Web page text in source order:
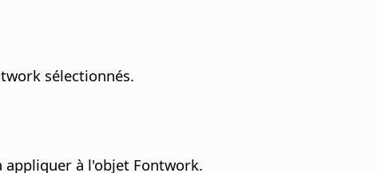
sélectionnés.
appliquer à l'objet Fontwork.